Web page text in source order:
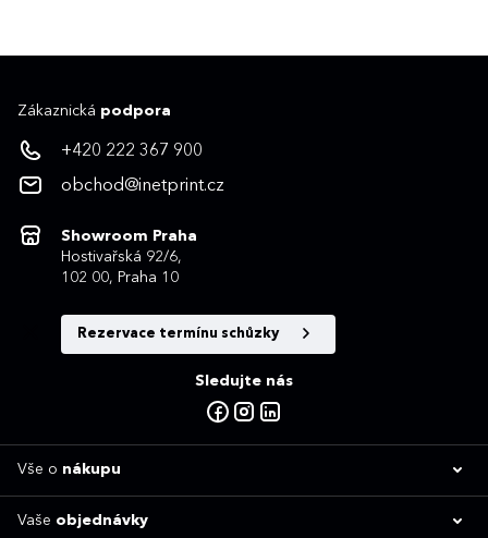
Zákaznická podpora
+420 222 367 900
obchod@inetprint.cz
Showroom Praha
Hostivařská 92/6,
102 00, Praha 10
Rezervace termínu schůzky
Sledujte nás
Vše o nákupu
Vaše objednávky